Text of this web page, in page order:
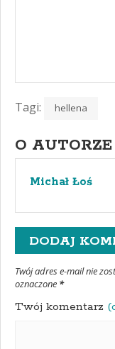
Tagi: hellena
O AUTORZE
Michał Łoś
DODAJ
Twój adres e-mail nie
oznaczone *
Twój komentarz